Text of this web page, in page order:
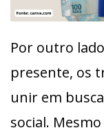
Por outro
presente, os
unir em
social.